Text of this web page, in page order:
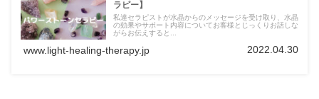
ラピー】
私達セラピストが水晶からのメッセージを受け取り、水晶
の効果やサポート内容についてお客様とじっくりお話しな
がらお伝えすると...
www.light-healing-therapy.jp 2022.04.30